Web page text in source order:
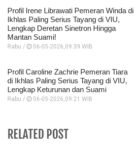
Profil Irene Librawati Pemeran Winda di
Ikhlas Paling Serius Tayang di VIU,
Lengkap Deretan Sinetron Hingga
Mantan Suami!
Rabu / 06-05-2026,09:39 WIB
Profil Caroline Zachrie Pemeran Tiara
di Ikhlas Paling Serius Tayang di VIU,
Lengkap Keturunan dan Suami
Rabu / 06-05-2026,09:21 WIB
RELATED POST